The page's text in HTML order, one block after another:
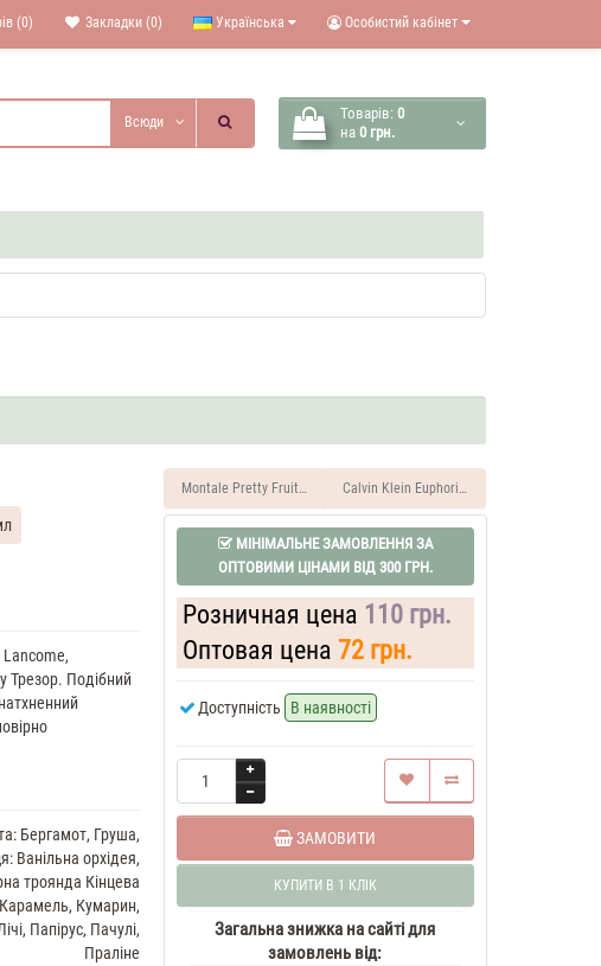
Особистий кабінет
Українська
Закладки (0)
(0)
Товарів: 0
на 0 грн.
Всюди
Lancome,
Трезор. Подібний
Бергамот, Груша,
Ванільна орхідея,
троянда Кінцева
Кумарин,
Папірус, Пачулі,
Праліне
Montale Pretty Fruity 35 ML Духи унісексCalvin Klein Euphoria 35 ML Духи чоловічі
МІНІМАЛЬНЕ ЗАМОВЛЕННЯ ЗА
ОПТОВИМИ ЦІНАМИ ВІД 300 ГРН.
Розничная цена 110 грн.
Оптовая цена 72 грн.
Доступність В наявності
ЗАМОВИТИ
КУПИТИ В 1 КЛІК
Загальна знижка на сайті для
замовлень від: